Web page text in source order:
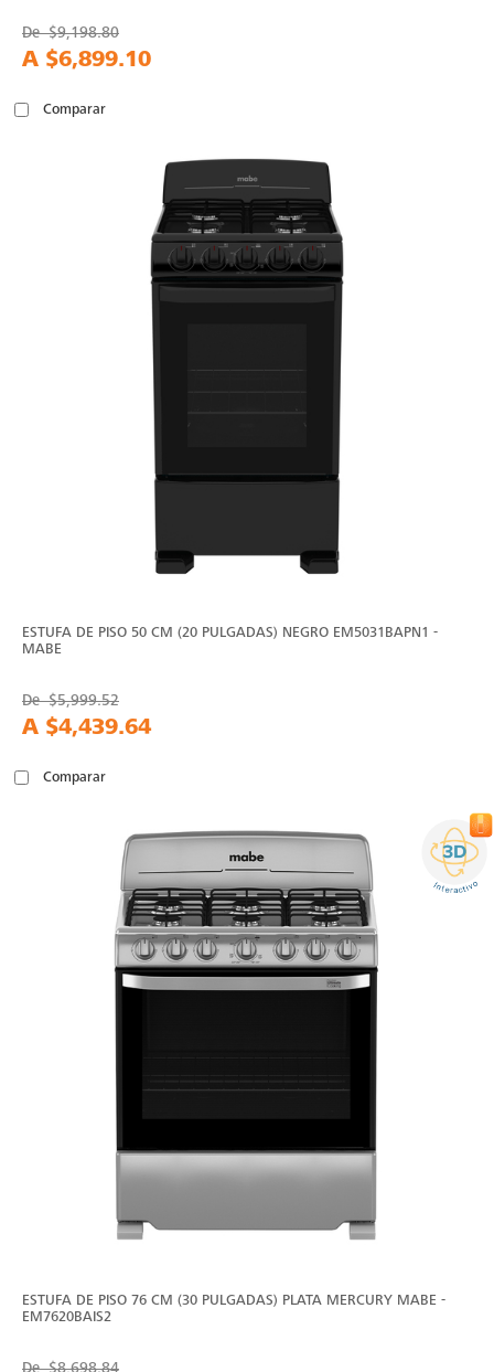
De$9,198.80
A $6,899.10
Comparar
ESTUFA DE PISO 50 CM (20 PULGADAS) NEGRO EM5031BAPN1 -
MABE
De$5,999.52
A $4,439.64
Comparar
ESTUFA DE PISO 76 CM (30 PULGADAS) PLATA MERCURY MABE -
EM7620BAIS2
De$8,698.84